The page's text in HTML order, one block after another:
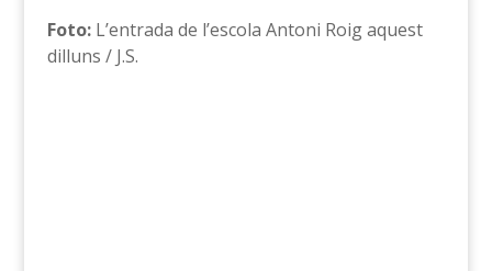
Foto:L’entrada de l’escola Antoni Roig aquest
dilluns / J.S.